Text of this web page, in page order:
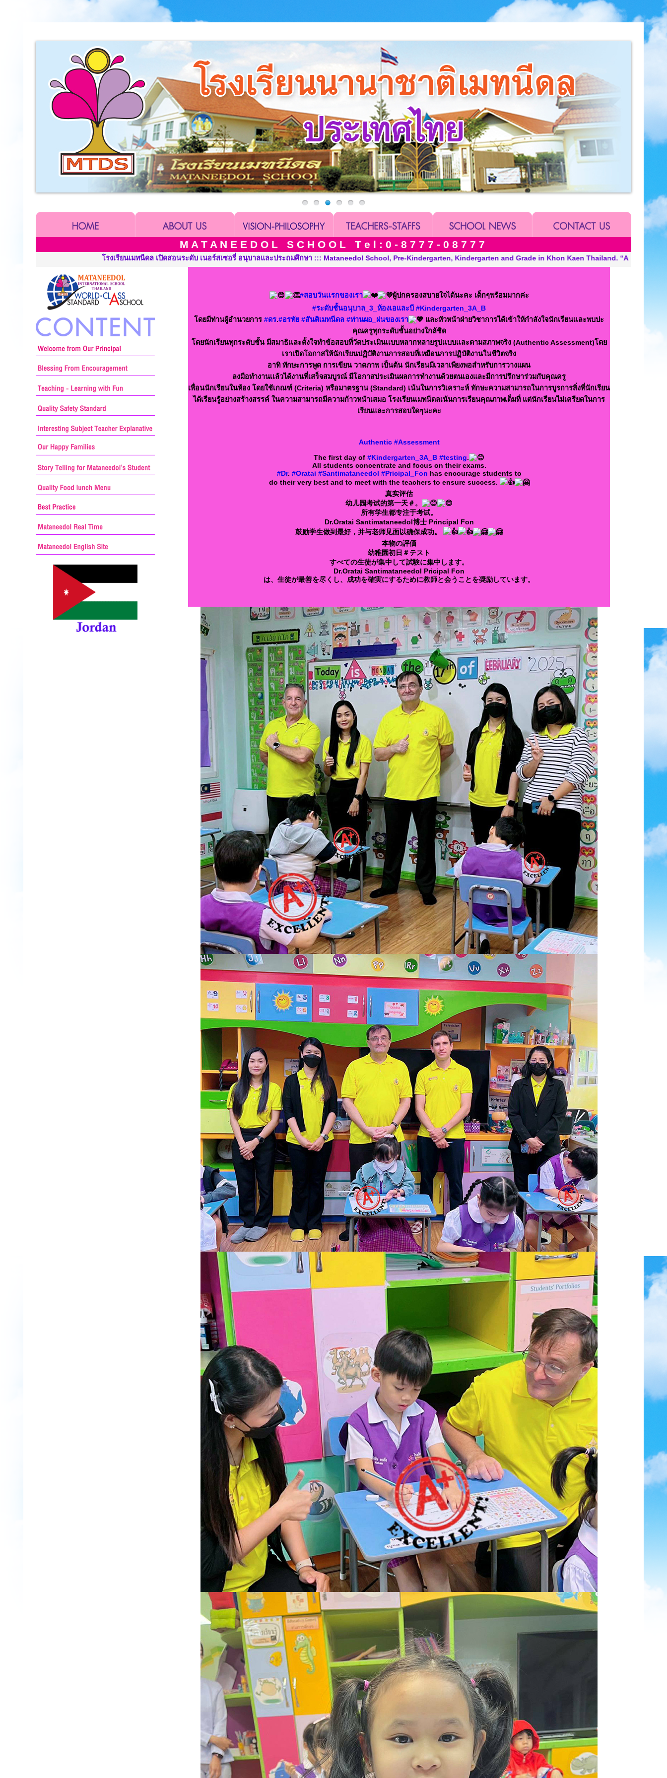
M A T A N E E D O L S C H O O L T e l : 0 - 8 7 7 7 - 0 8 7 7 7
ปิดสอนระดับ เนอร์สเซอรี่ อนุบาลและประถมศึกษา ::: Mataneedol School, Pre-Kindergarten, Kindergarten and Grade in Khon Kaen Thailand. “A Modern, Environmentally Conscious School
#สอบวันเเรกของเรา
ผู้ปกครองสบายใจได้นะคะ เด็กๆพร้อมมากค่ะ
#ระดับชั้นอนุบาล_3_ห้องเอและบี #Kindergarten_3A_B
โดยมีท่านผู้อำนวยการ #ดร.#อรทัย #สันติเมทนีดล #ท่านผอ_ฝนของเรา
และหัวหน้าฝ่ายวิชาการได้เข้าให้กำลังใจนักเรียนเเละพบปะ
คุณครูทุกระดับชั้นอย่างใกล้ชิด
โดยนักเรียนทุกระดับชั้น มีสมาธิเเละตั้งใจทำข้อสอบที่วัดประเมินเเบบหลากหลายรูปเเบบเเละตามสภาพจริง (Authentic Assessment)โดย
เราเปิดโอกาสให้นักเรียนปฏิบัติงานการสอบที่เหมือนการปฏิบัติงานในชีวิตจริง
อาทิ ทักษะการพูด การเขียน วาดภาพ เป็นต้น นักเรียนมีเวลาเพียงพอสำหรับการวางแผน
ลงมือทำงานเเล้วได้งานที่เสร็จสมบูรณ์ มีโอกาสประเมินผลการทำงานด้วยตนเองและมีการปรึกษาร่วมกับคุณครู
เพื่อนนักเรียนในห้อง โดยใช้เกณฑ์ (Criteria) หรือมาตรฐาน (Standard) เน้นในการวิเคราะห์ ทักษะความสามารถในการบูรการสิ่งที่นักเรียน
ได้เรียนรู้อย่างสร้างสรรค์ ในความสามารถมีความก้าวหน้าเสมอ โรงเรียนเมทนีดลเน้นการเรียนคุณภาพเต็มที่ แต่นักเรียนไม่เครียดในการ
เรียนและการสอบใดๆนะคะ
Authentic #Assessment
The first day of #Kindergarten_3A_B #testing.
All students concentrate and focus on their exams.
#Dr. #Oratai #Santimataneedol #Pricipal_Fon has encourage students to
do their very best and to meet with the teachers to ensure success.
真实评估
幼儿园考试的第一天＃。
所有学生都专注于考试。
Dr.Oratai Santimataneedol博士 Principal Fon
鼓励学生做到最好，并与老师见面以确保成功。
本物の評価
幼稚園初日＃テスト
すべての生徒が集中して試験に集中します。
Dr.Oratai Santimataneedol Pricipal Fon
は、生徒が最善を尽くし、成功を確実にするために教師と会うことを奨励しています。